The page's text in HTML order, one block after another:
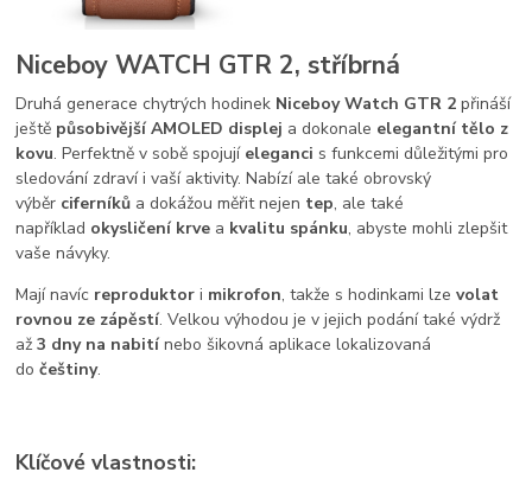
Niceboy WATCH GTR 2, stříbrná
Druhá generace chytrých hodinek Niceboy Watch GTR 2 přináší
ještě působivější AMOLED displej a dokonale elegantní tělo z
kovu. Perfektně v sobě spojují eleganci s funkcemi důležitými pro
sledování zdraví i vaší aktivity. Nabízí ale také obrovský
výběr ciferníků a dokážou měřit nejen tep, ale také
například okysličení krve a kvalitu spánku, abyste mohli zlepšit
vaše návyky.
Mají navíc reproduktor i mikrofon, takže s hodinkami lzevolat
rovnou ze zápěstí. Velkou výhodou je v jejich podání také výdrž
až3 dny na nabitínebo šikovná aplikace lokalizovaná
dočeštiny.
Klíčové vlastnosti: